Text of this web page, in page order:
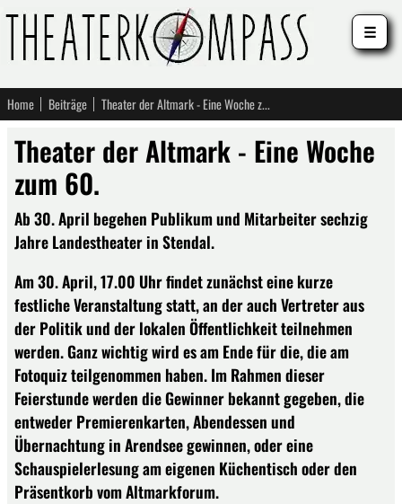
Home Beiträge Theater der Altmark - Eine Woche zum 60.
Theater der Altmark - Eine Woche
zum 60.
Ab 30. April begehen Publikum und Mitarbeiter sechzig
Jahre Landestheater in Stendal.
Am 30. April, 17.00 Uhr findet zunächst eine kurze
festliche Veranstaltung statt, an der auch Vertreter aus
der Politik und der lokalen Öffentlichkeit teilnehmen
werden. Ganz wichtig wird es am Ende für die, die am
Fotoquiz teilgenommen haben. Im Rahmen dieser
Feierstunde werden die Gewinner bekannt gegeben, die
entweder Premierenkarten, Abendessen und
Übernachtung in Arendsee gewinnen, oder eine
Schauspielerlesung am eigenen Küchentisch oder den
Präsentkorb vom Altmarkforum.
☰